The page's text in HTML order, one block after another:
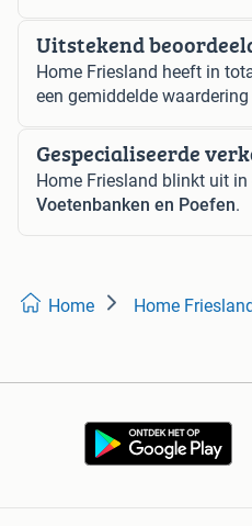
Uitstekend
Home Friesland heeft in
een gemiddelde waardering
Gespecialiseerde
Home Friesland blinkt uit in
Voetenbanken en Poefen.
Home Home